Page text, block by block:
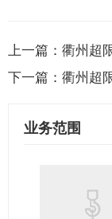
上一篇： 衢州超
下一篇： 衢州超
业务范围